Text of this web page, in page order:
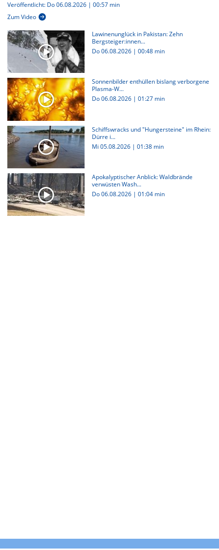
Veröffentlicht: Do 06.08.2026 | 00:57 min
Zum Video
Lawinenunglück in Pakistan: Zehn
Bergsteiger:innen...
Do 06.08.2026 | 00:48 min
Sonnenbilder enthüllen bislang verborgene
Plasma-W...
Do 06.08.2026 | 01:27 min
Schiffswracks und "Hungersteine" im Rhein:
Dürre i...
Mi 05.08.2026 | 01:38 min
Apokalyptischer Anblick: Waldbrände
verwüsten Wash...
Do 06.08.2026 | 01:04 min